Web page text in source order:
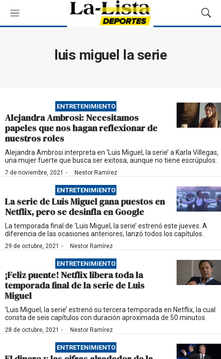
M
e
M
o
ú
s
q
u
d
a
luis miguel la serie
ENTRETENIMIENTO
Alejandra Ambrosi: Necesitamos
papeles que nos hagan reflexionar de
nuestros roles
Alejandra Ambrosi interpreta en ‘Luis Miguel, la serie’ a Karla Villegas,
una mujer fuerte que busca ser exitosa, aunque no tiene escrúpulos.
7 de noviembre, 2021 · Nestor Ramírez
ENTRETENIMIENTO
La serie de Luis Miguel gana puestos en
Netflix, pero se desinfla en Google
La temporada final de ‘Luis Miguel, la serie’ estrenó este jueves. A
diferencia de las ocasiones anteriores, lanzó todos los capítulos.
29 de octubre, 2021 · Nestor Ramírez
ENTRETENIMIENTO
¡Feliz puente! Netflix libera toda la
temporada final de la serie de Luis
Miguel
‘Luis Miguel, la serie’ estrenó su tercera temporada en Netflix, la cual
consta de seis capítulos con duración aproximada de 50 minutos
28 de octubre, 2021 · Nestor Ramírez
ENTRETENIMIENTO